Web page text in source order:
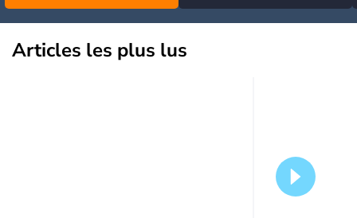
de température pendant
l'éclipse du 12 août ?
Articles les plus lus